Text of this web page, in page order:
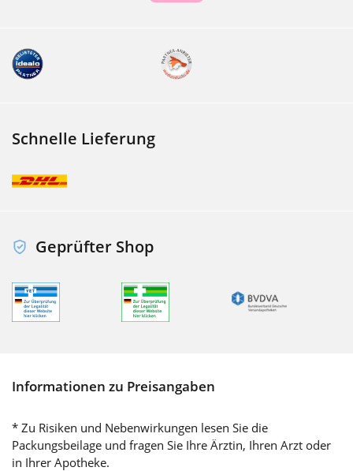
Schnelle Lieferung
Geprüfter Shop
Informationen zu Preisangaben
* Zu Risiken und Nebenwirkungen lesen Sie die
Packungsbeilage und fragen Sie Ihre Ärztin, Ihren Arzt oder
in Ihrer Apotheke.